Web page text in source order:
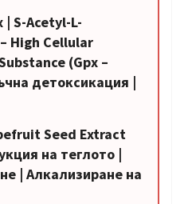
| S-Acetyl-L-
High Cellular
(Gpx –
детоксикация |
Seed Extract
на теглото |
| Алкализиране на